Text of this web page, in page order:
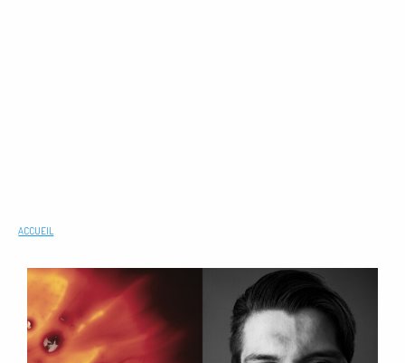
ACCUEIL